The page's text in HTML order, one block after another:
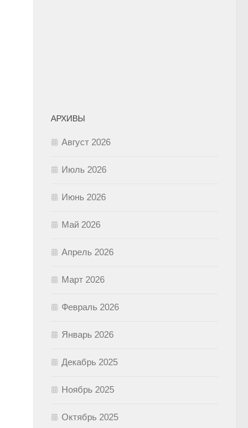
АРХИВЫ
Август 2026
Июль 2026
Июнь 2026
Май 2026
Апрель 2026
Март 2026
Февраль 2026
Январь 2026
Декабрь 2025
Ноябрь 2025
Октябрь 2025